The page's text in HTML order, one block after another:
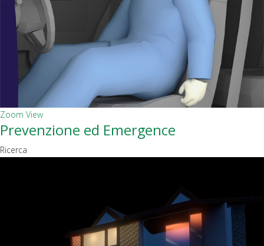
Zoom View
Prevenzione ed Emergence
Ricerca